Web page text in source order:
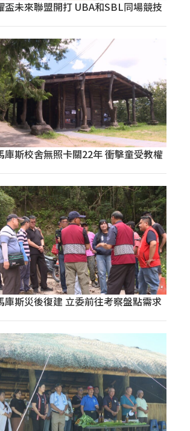
盃未來聯盟開打 UBA和SBL同場競技
庫斯校舍無照卡關22年 衝擊童受教權
庫斯災後復建 立委前往考察盤點需求